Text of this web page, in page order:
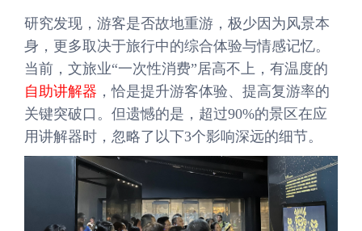
研究发现，游客是否故地重游，极少因为风景本
身，更多取决于旅行中的综合体验与情感记忆。
当前，文旅业“一次性消费”居高不上，有温度的
自助讲解器 ，恰是提升游客体验、提高复游率的
关键突破口。但遗憾的是，超过90%的景区在应
用讲解器时，忽略了以下3个影响深远的细节。